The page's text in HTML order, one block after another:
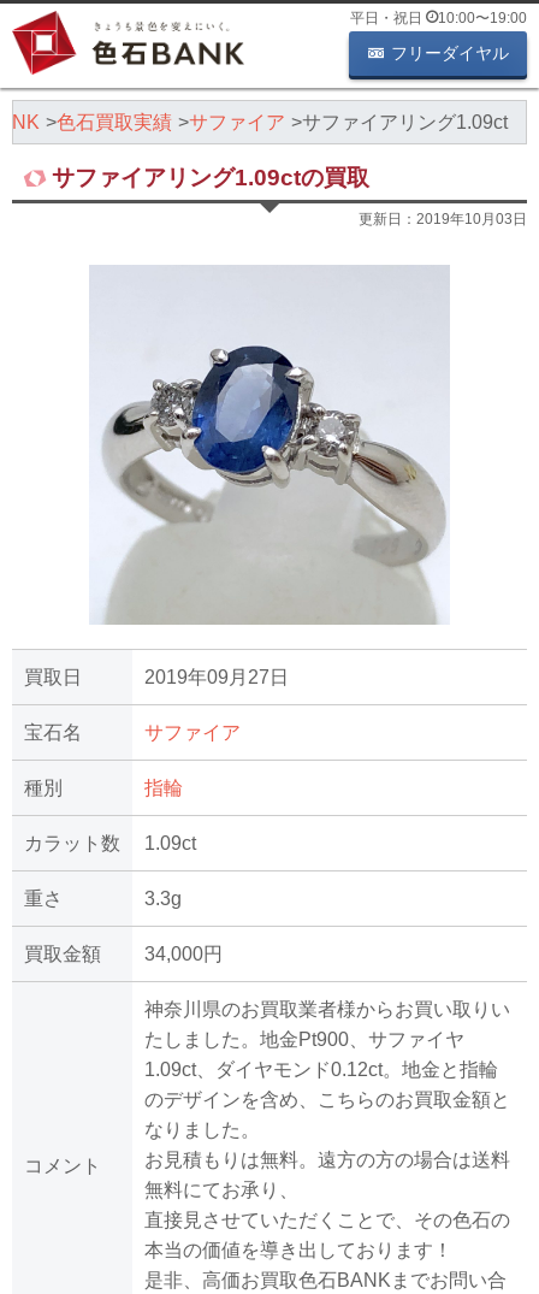
平日・祝日 10:00〜19:00
フリーダイヤル
色石買取実績 サファイア サファイアリング1.09ct
サファイアリング1.09ctの買取
更新日： 2019年10月03日
買取日 2019年09月27日
宝石名 サファイア
種別 指輪
カラット数 1.09ct
重さ 3.3g
買取金額 34,000円
コメント
神奈川県のお買取業者様からお買い取りい
たしました。地金Pt900、サファイヤ
1.09ct、ダイヤモンド0.12ct。地金と指輪
のデザインを含め、こちらのお買取金額と
なりました。
お見積もりは無料。遠方の方の場合は送料
無料にてお承り、
直接見させていただくことで、その色石の
本当の価値を導き出しております！
是非、高価お買取色石BANKまでお問い合